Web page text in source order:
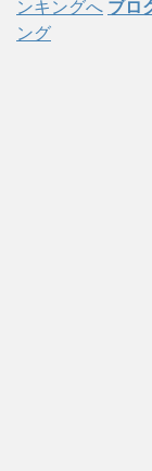
ンキングへ ブロ
ング